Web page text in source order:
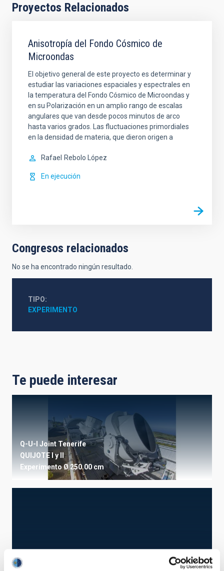
Proyectos Relacionados
Anisotropía del Fondo Cósmico de
Microondas
El objetivo general de este proyecto es determinar y
estudiar las variaciones espaciales y espectrales en
la temperatura del Fondo Cósmico de Microondas y
en su Polarización en un amplio rango de escalas
angulares que van desde pocos minutos de arco
hasta varios grados. Las fluctuaciones primordiales
en la densidad de materia, que dieron origen a
Rafael Rebolo López
En ejecución
Congresos relacionados
No se ha encontrado ningún resultado.
TIPO
EXPERIMENTO
Te puede interesar
Q-U-I Joint Tenerife
QUIJOTE I y II
ExperimentoØ 250.00 cm